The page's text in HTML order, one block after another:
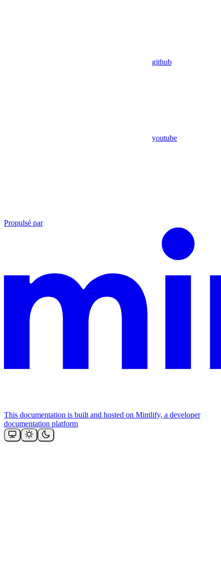
github
youtube
Propulsé par
This documentation is built and hosted on Mintlify, a developer
documentation platform